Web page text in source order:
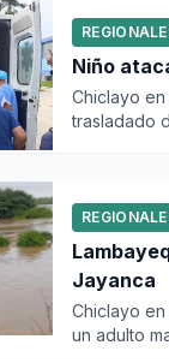
Niño
Chiclayo
trasladado
Jayanca
Chiclayo
un adulto